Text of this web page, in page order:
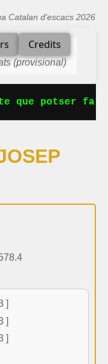
Catalan d'escacs 2026
Credits
(provisional)
que potser
]
]
]